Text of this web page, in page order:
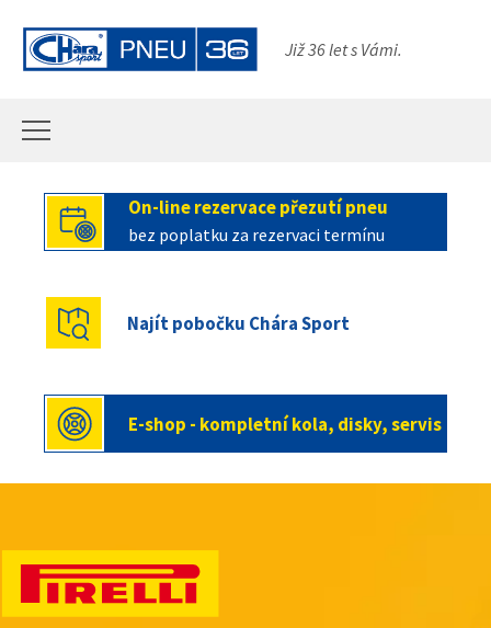
Již 36 let s Vámi.
On-line rezervace přezutí pneu
bez poplatku za rezervaci termínu
Najít pobočku Chára Sport
E-shop - kompletní kola, disky, servis